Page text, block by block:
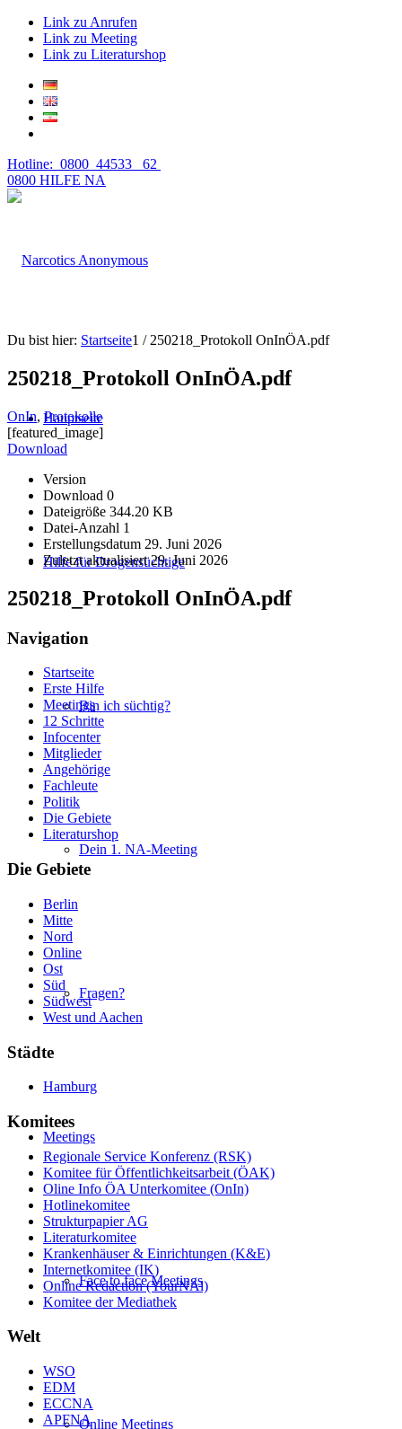
Link zu Anrufen
Link zu Meeting
Link zu Literaturshop
Hotline: 0800 44533 62
0800 HILFE NA
Hauptseite
Hilfe für Drogensüchtige
Bin ich süchtig?
Dein 1. NA-Meeting
Fragen?
Meetings
Face to face Meetings
Online Meetings
Du bist hier: Startseite1 / 250218_Protokoll OnInÖA.pdf
250218_Protokoll OnInÖA.pdf
OnIn,Protokolle
[featured_image]
Download
Version
Download 0
Dateigröße 344.20 KB
Datei-Anzahl 1
Erstellungsdatum 29. Juni 2026
Zuletzt aktualisiert29. Juni 2026
250218_Protokoll OnInÖA.pdf
Navigation
Startseite
Erste Hilfe
Meetings
12 Schritte
Infocenter
Mitglieder
Angehörige
Fachleute
Politik
Die Gebiete
Literaturshop
Die Gebiete
Berlin
Mitte
Nord
Online
Ost
Süd
Südwest
West und Aachen
Städte
Hamburg
Komitees
Regionale Service Konferenz (RSK)
Komitee für Öffentlichkeitsarbeit (ÖAK)
Oline Info ÖA Unterkomitee (OnIn)
Hotlinekomitee
Strukturpapier AG
Literaturkomitee
Krankenhäuser & Einrichtungen (K&E)
Internetkomitee (IK)
Online Redaction (YourNAl)
Komitee der Mediathek
Welt
WSO
EDM
ECCNA
APFNA